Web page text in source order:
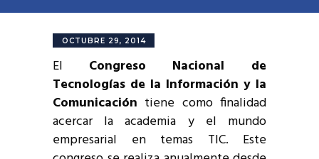
OCTUBRE 29, 2014
El Congreso Nacional de
Tecnologías de la Información y la
Comunicación tiene como finalidad
acercar la academia y el mundo
empresarial en temas TIC. Este